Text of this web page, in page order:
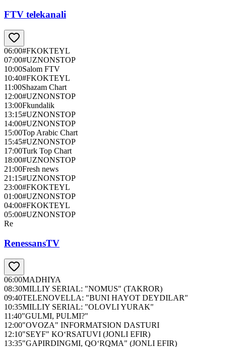
FTV telekanali
06:00#FKOKTEYL
07:00#UZNONSTOP
10:00Salom FTV
10:40#FKOKTEYL
11:00Shazam Chart
12:00#UZNONSTOP
13:00Fkundalik
13:15#UZNONSTOP
14:00#UZNONSTOP
15:00Top Arabic Chart
15:45#UZNONSTOP
17:00Turk Top Chart
18:00#UZNONSTOP
21:00Fresh news
21:15#UZNONSTOP
23:00#FKOKTEYL
01:00#UZNONSTOP
04:00#FKOKTEYL
05:00#UZNONSTOP
Re
RenessansTV
06:00MADHIYA
08:30MILLIY SERIAL: "NOMUS" (TAKROR)
09:40TELENOVELLA: "BUNI HAYOT DEYDILAR"
10:35MILLIY SERIAL: "OLOVLI YURAK"
11:40"GULMI, PULMI?"
12:00"OVOZA" INFORMATSION DASTURI
12:10"SEYF" KO‘RSATUVI (JONLI EFIR)
13:35"GAPIRDINGMI, QO‘RQMA" (JONLI EFIR)